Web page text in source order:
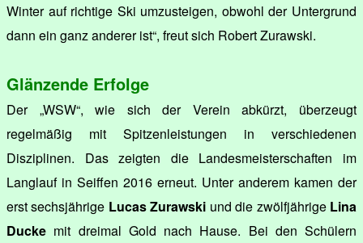
Winter auf richtige Ski umzusteigen, obwohl der Untergrund
dann ein ganz anderer ist“, freut sich Robert Zurawski.
Glänzende Erfolge
Der „WSW“, wie sich der Verein abkürzt, überzeugt
regelmäßig mit Spitzenleistungen in verschiedenen
Disziplinen. Das zeigten die Landesmeisterschaften im
Langlauf in Seiffen 2016 erneut. Unter anderem kamen der
erst sechsjährige Lucas Zurawski und die zwölfjährige Lina
Ducke mit dreimal Gold nach Hause. Bei den Schülern